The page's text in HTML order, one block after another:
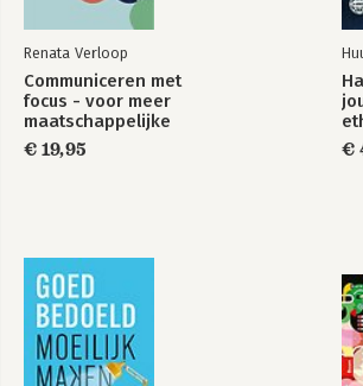
Renata Verloop
Communiceren met
focus - voor meer
maatschappelijke
impact
€ 19,95
€